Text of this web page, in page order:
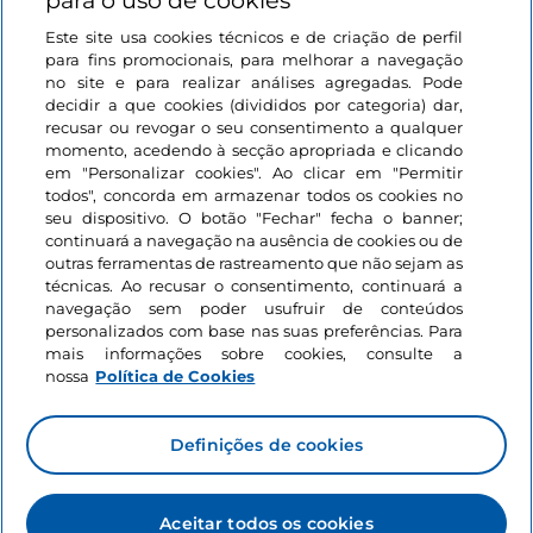
Ligações úteis
Iniciar sessão
Mantenha-se em contacto
Este site usa cookies técnicos e de criação de perfil
para fins promocionais, para melhorar a navegação
no site e para realizar análises agregadas. Pode
decidir a que cookies (divididos por categoria) dar,
recusar ou revogar o seu consentimento a qualquer
momento, acedendo à secção apropriada e clicando
em "Personalizar cookies". Ao clicar em "Permitir
todos", concorda em armazenar todos os cookies no
seu dispositivo. O botão "Fechar" fecha o banner;
continuará a navegação na ausência de cookies ou de
outras ferramentas de rastreamento que não sejam as
técnicas. Ao recusar o consentimento, continuará a
navegação sem poder usufruir de conteúdos
personalizados com base nas suas preferências. Para
mais informações sobre cookies, consulte a
nossa Política de Cookies
Definições de cookies
Aceitar todos os cookies